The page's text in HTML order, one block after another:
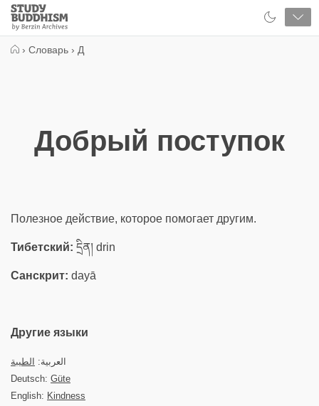
Close
Study
Buddhism
› Словарь › Д
Добрый поступок
Полезное действие, которое помогает другим.
Тибетский: དྲིན། drin
Санскрит: dayā
Другие языки
العربية:
الطيبة
Deutsch: Güte
English: Kindness